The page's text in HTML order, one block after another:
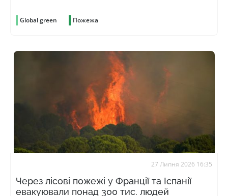
Global green Пожежа
27 Липня 2026 16:35
Через лісові пожежі у Франції та Іспанії
евакуювали понад 300 тис. людей